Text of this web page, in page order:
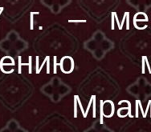
г. –